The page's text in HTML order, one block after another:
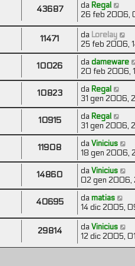
43687 daRegal
26 feb 2006,
11471 da Lorelay
25 feb 2006,
10026 dadameware
20 feb 2006,
10823 da Regal
31 gen 2006,
10915 da Regal
31 gen 2006,
11908 daVinicius
18 gen 2006,
14860 daVinicius
02 gen 2006,
40695 damatias
14 dic 2005,
29814 daVinicius
12 dic 2005,